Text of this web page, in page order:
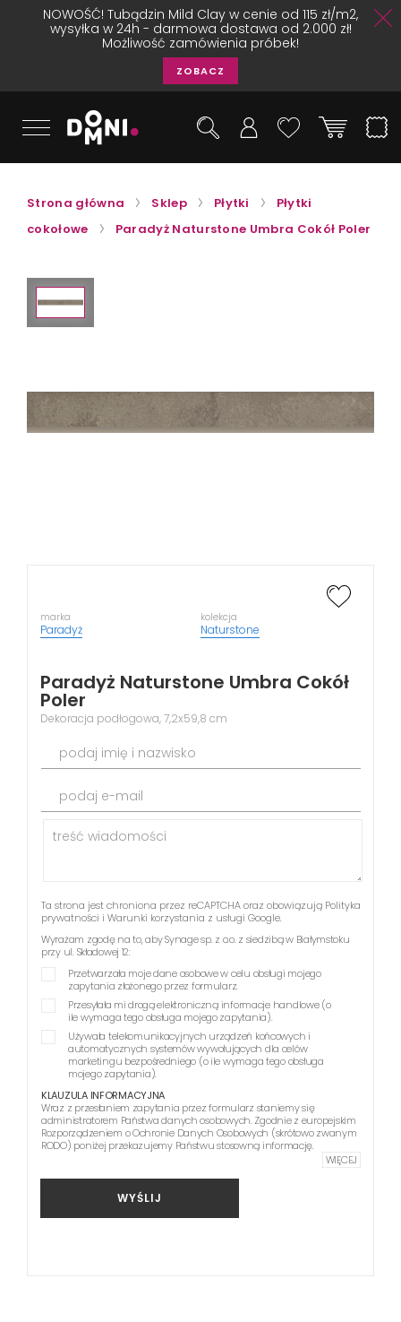
NOWOŚĆ! Tubądzin Mild Clay w cenie od 115 zł/m2,
wysyłka w 24h - darmowa dostawa od 2.000 zł!
Możliwość zamówienia próbek!
ZOBACZ
Strona główna Sklep Płytki
Płytki
cokołowe
Paradyż Naturstone Umbra Cokół Poler
marka
Paradyż
kolekcja
Naturstone
Paradyż Naturstone Umbra Cokół
Poler
Dekoracja podłogowa, 7,2x59,8 cm
podaj imię i nazwisko
podaj e-mail
Ta strona jest chroniona przez reCAPTCHA oraz obowiązują Polityka
prywatności i Warunki korzystania z usługi Google.
Wyrażam zgodę na to, aby Synage sp. z o.o. z siedzibą w Białymstoku
przy ul. Składowej 12:
Przetwarzała moje dane osobowe w celu obsługi mojego
zapytania złożonego przez formularz.
Przesyłała mi drogą elektroniczną informacje handlowe (o
ile wymaga tego obsługa mojego zapytania).
Używała telekomunikacyjnych urządzeń końcowych i
automatycznych systemów wywołujących dla celów
marketingu bezpośredniego (o ile wymaga tego obsługa
mojego zapytania).
KLAUZULA INFORMACYJNA
Wraz z przesłaniem zapytania przez formularz staniemy się
administratorem Państwa danych osobowych. Zgodnie z europejskim
Rozporządzeniem o Ochronie Danych Osobowych (skrótowo zwanym
RODO) poniżej przekazujemy Państwu stosowną informację.
WIĘCEJ
WYŚLIJ